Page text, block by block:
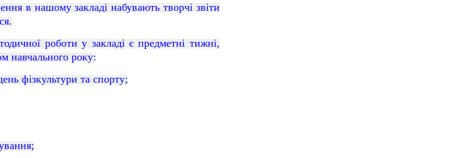
в нашому закладі набувають творчі звіти
роботи у закладі є предметні тижні,
навчального року:
фізкультури та спорту;